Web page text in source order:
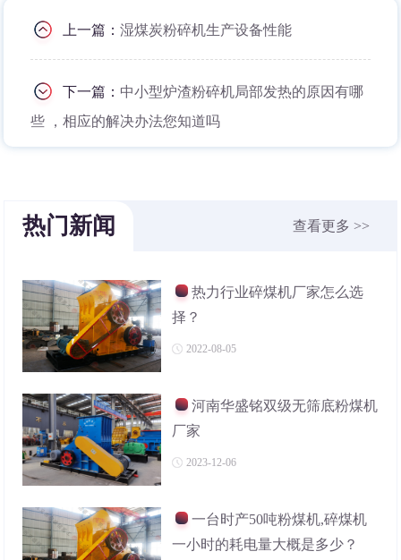
上一篇：湿煤炭粉碎机生产设备性能
下一篇： 中小型炉渣粉碎机局部发热的原因有哪
些 ，相应的解决办法您知道吗
热门新闻 查看更多 >>
热力行业碎煤机厂家怎么选
择？
2022-08-05
河南华盛铭双级无筛底粉煤机
厂家
2023-12-06
一台时产50吨粉煤机,碎煤机
一小时的耗电量大概是多少？